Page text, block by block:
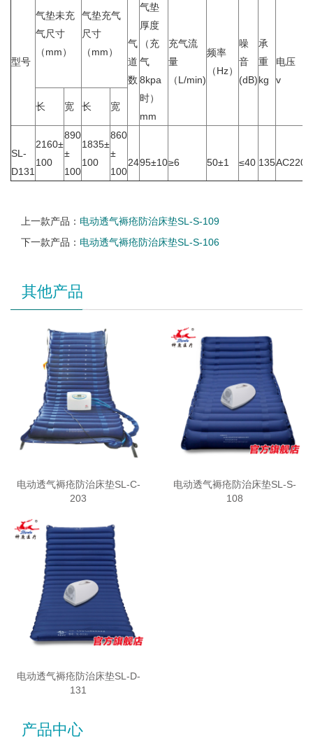
型号
气垫未充
气尺寸
（mm）
气垫充气
尺寸
（mm）
气
道
数
气垫
厚度
（充
气
8kpa
时）
mm
充气流
量
（L/min)
频率
（Hz）
噪
音
(dB)
承
重
kg
电压
v
长 宽 长 宽
SL-
D131
2160±
100
890
±
100
1835±
100
860
±
100
2495±10≥6 50±1 ≤40 135
上一款产品： 电动透气褥疮防治床垫SL-S-109
下一款产品： 电动透气褥疮防治床垫SL-S-106
其他产品
电动透气褥疮防治床垫SL-C-
203
电动透气褥疮防治床垫SL-S-
108
电动透气褥疮防治床垫SL-D-
131
产品中心